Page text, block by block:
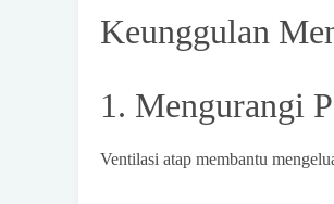
Keunggulan
1. Mengurangi
Ventilasi atap membantu